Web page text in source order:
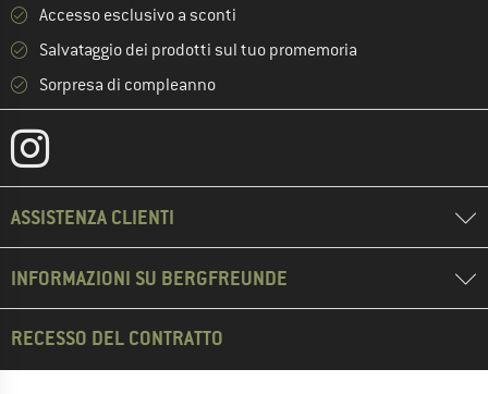
Accesso esclusivo a sconti
Salvataggio dei prodotti sul tuo promemoria
Sorpresa di compleanno
ASSISTENZA CLIENTI
INFORMAZIONI SU BERGFREUNDE
RECESSO DEL CONTRATTO